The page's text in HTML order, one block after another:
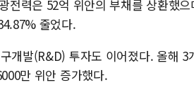
전력은 52억 위안의 부채를 상환했
줄었다.
개발(R&D) 투자도 이어졌다. 올해
만 위안 증가했다.